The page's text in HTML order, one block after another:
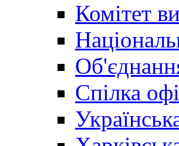
Комітет
Спілка